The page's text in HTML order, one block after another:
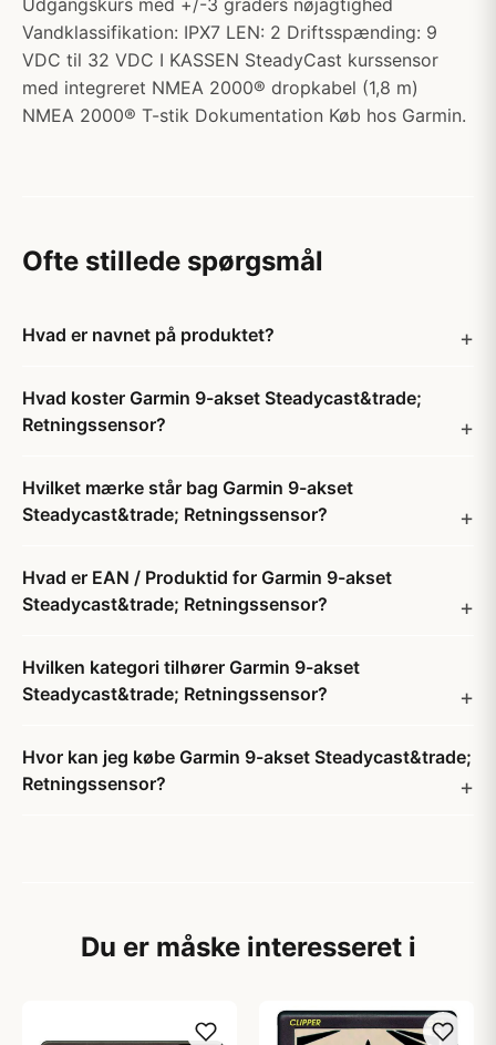
Udgangskurs med +/-3 graders nøjagtighed
Vandklassifikation: IPX7 LEN: 2 Driftsspænding: 9
VDC til 32 VDC I KASSEN SteadyCast kurssensor
med integreret NMEA 2000® dropkabel (1,8 m)
NMEA 2000® T-stik Dokumentation Køb hos Garmin.
Ofte stillede spørgsmål
Hvad er navnet på produktet?
Hvad koster Garmin 9-akset Steadycast&trade;
Retningssensor?
Hvilket mærke står bag Garmin 9-akset
Steadycast&trade; Retningssensor?
Hvad er EAN / Produktid for Garmin 9-akset
Steadycast&trade; Retningssensor?
Hvilken kategori tilhører Garmin 9-akset
Steadycast&trade; Retningssensor?
Hvor kan jeg købe Garmin 9-akset Steadycast&trade;
Retningssensor?
Du er måske interesseret i